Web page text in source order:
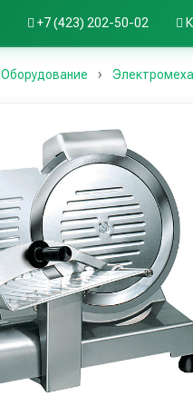
+7 (423) 202-50-02
Оборудование